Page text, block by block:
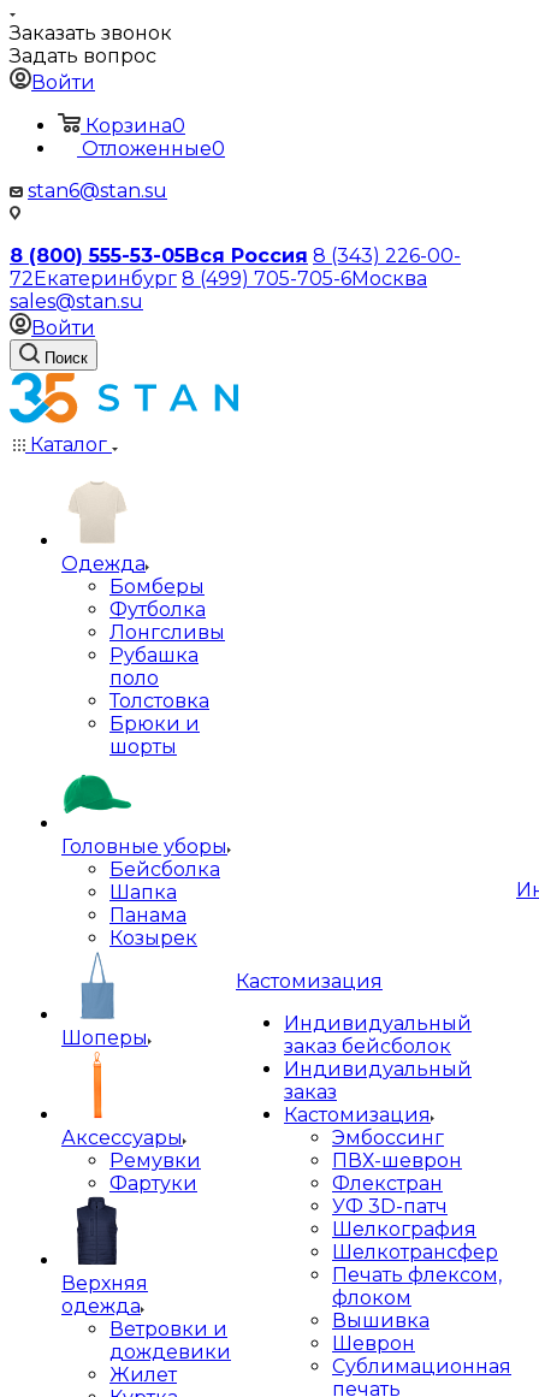
Заказать звонок
Задать вопрос
Войти
Корзина0
Отложенные0
stan6@stan.su
8 (800) 555-53-05Вся Россия 8 (343) 226-00-
72Екатеринбург 8 (499) 705-705-6Москва
sales@stan.su
Войти
Поиск
Каталог
Одежда
Бомберы
Футболка
Лонгсливы
Рубашка
поло
Толстовка
Брюки и
шорты
Головные уборы
Бейсболка
Шапка
Панама
Козырек
Шоперы
Аксессуары
Ремувки
Фартуки
Верхняя
одежда
Ветровки и
дождевики
Жилет
Кастомизация
Индивидуальный
заказ бейсболок
Индивидуальный
заказ
Кастомизация
Эмбоссинг
ПВХ-шеврон
Флекстран
УФ 3D-патч
Шелкография
Шелкотрансфер
Печать флексом,
флоком
Вышивка
Шеврон
Сублимационная
печать